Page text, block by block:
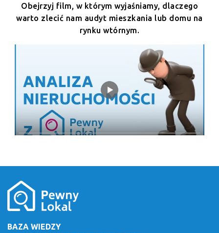
Obejrzyj film, w którym wyjaśniamy, dlaczego
warto zlecić nam audyt mieszkania lub domu na
rynku wtórnym.
BAZA WIEDZY